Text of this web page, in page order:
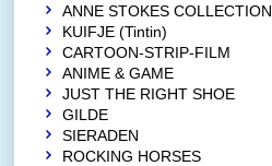
ANNE STOKES COLLECTION
KUIFJE (Tintin)
CARTOON-STRIP-FILM
ANIME & GAME
JUST THE RIGHT SHOE
GILDE
SIERADEN
ROCKING HORSES